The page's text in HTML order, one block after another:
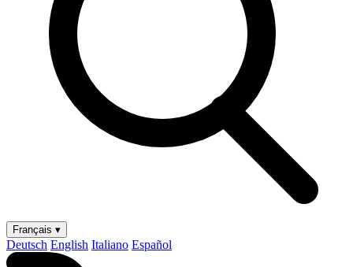
Français ▾
Deutsch English Italiano Español